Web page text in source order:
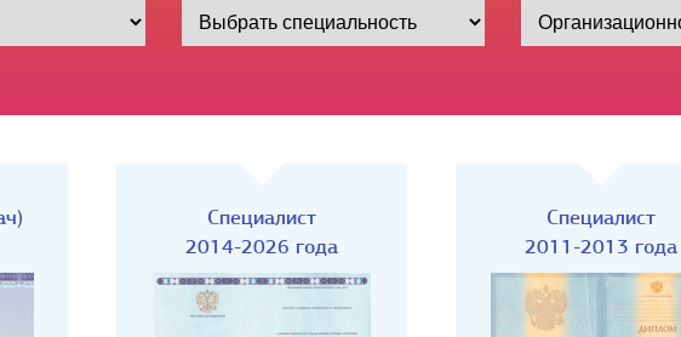
Специалист
2011-2013 года
Специалист
2009-2011 года